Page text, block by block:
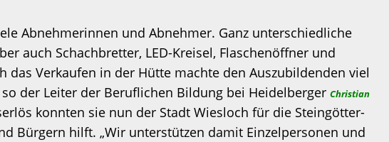
Abnehmerinnen und Abnehmer. Ganz unterschiedliche
auch Schachbretter, LED-Kreisel, Flaschenöffner und
Verkaufen in der Hütte machte den Auszubildenden viel
der Leiter der Beruflichen Bildung bei Heidelberger Christian
konnten sie nun der Stadt Wiesloch für die Steingötter-
Bürgern hilft. „Wir unterstützen damit Einzelpersonen und